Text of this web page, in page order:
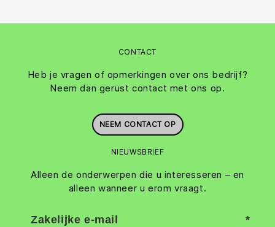
CONTACT
Heb je vragen of opmerkingen over ons bedrijf?
Neem dan gerust contact met ons op.
NEEM CONTACT OP
NIEUWSBRIEF
Alleen de onderwerpen die u interesseren – en
alleen wanneer u erom vraagt.
Zakelijke e-mail